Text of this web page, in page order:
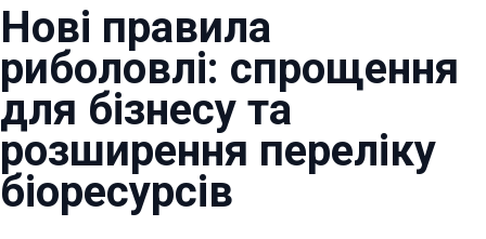
Нові правила
риболовлі: спрощення
для бізнесу та
розширення переліку
біоресурсів